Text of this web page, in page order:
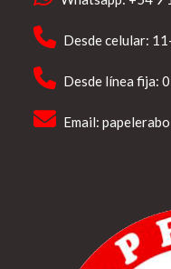
Desde celular:
Desde línea fija:
Email: